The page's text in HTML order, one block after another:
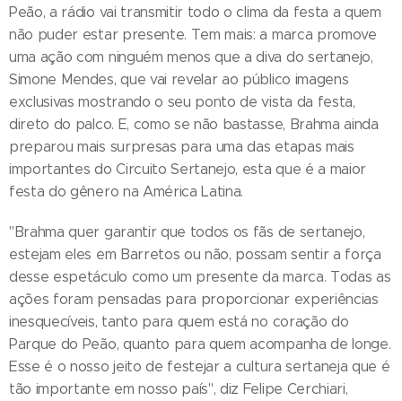
Peão, a rádio vai transmitir todo o clima da festa a quem
não puder estar presente. Tem mais: a marca promove
uma ação com ninguém menos que a diva do sertanejo,
Simone Mendes, que vai revelar ao público imagens
exclusivas mostrando o seu ponto de vista da festa,
direto do palco. E, como se não bastasse, Brahma ainda
preparou mais surpresas para uma das etapas mais
importantes do Circuito Sertanejo, esta que é a maior
festa do gênero na América Latina.
"Brahma quer garantir que todos os fãs de sertanejo,
estejam eles em Barretos ou não, possam sentir a força
desse espetáculo como um presente da marca. Todas as
ações foram pensadas para proporcionar experiências
inesquecíveis, tanto para quem está no coração do
Parque do Peão, quanto para quem acompanha de longe.
Esse é o nosso jeito de festejar a cultura sertaneja que é
tão importante em nosso país", diz Felipe Cerchiari,